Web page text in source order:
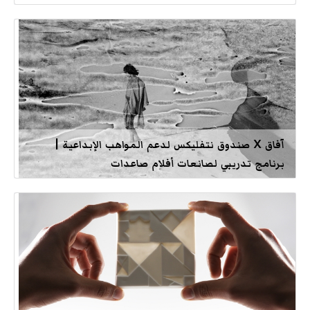
آفاق X صندوق نتفليكس لدعم المواهب الإبداعية |
برنامج تدريبي لصانعات أفلام صاعدات